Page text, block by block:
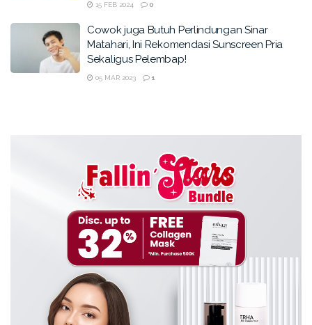
15 FEB 2024 0
Cowok juga Butuh Perlindungan Sinar
Matahari, Ini Rekomendasi Sunscreen Pria
Sekaligus Pelembap!
05 MAR 2023 1